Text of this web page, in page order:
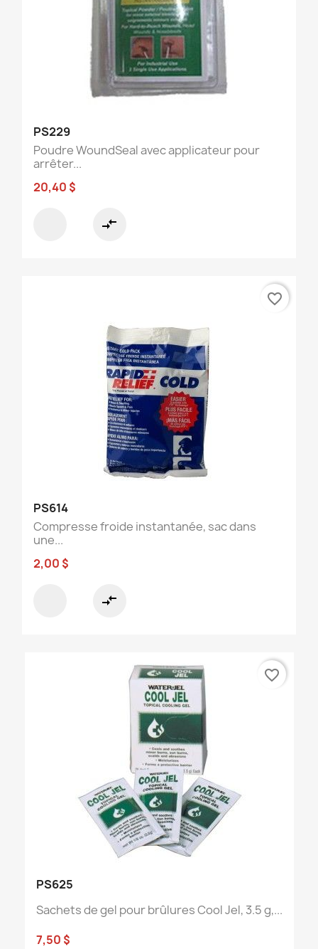
PS229
Poudre WoundSeal avec applicateur pour
arrêter...
20,40 $
compare_arrows
PS614
Compresse froide instantanée, sac dans
une...
2,00 $
compare_arrows
favorite_border
PS625
Sachets de gel pour brûlures Cool Jel, 3.5 g,...
7,50 $
favorite_border